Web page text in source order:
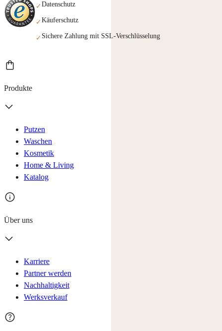
✓Datenschutz
✓Käuferschutz
✓ Sichere Zahlung mit SSL-Verschlüsselung
Produkte
Putzen
Waschen
Kosmetik
Home & Living
Katalog
Über uns
Karriere
Partner werden
Nachhaltigkeit
Werksverkauf